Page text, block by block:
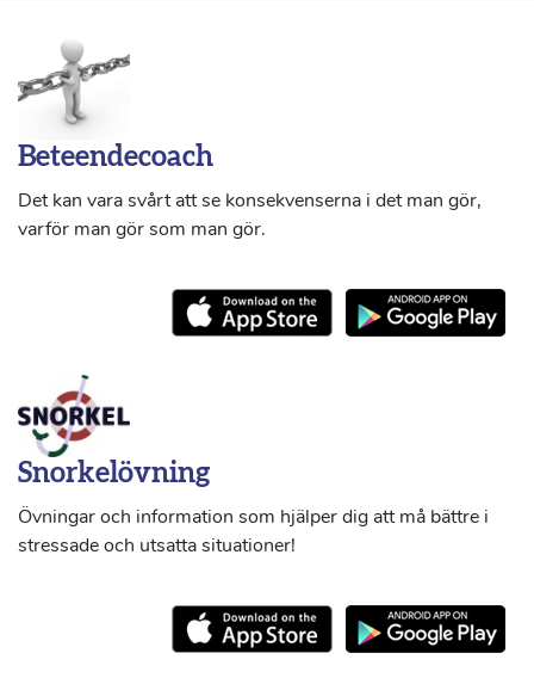
Beteendecoach
Det kan vara svårt att se konsekvenserna i det man gör,
varför man gör som man gör.
Snorkelövning
Övningar och information som hjälper dig att må bättre i
stressade och utsatta situationer!